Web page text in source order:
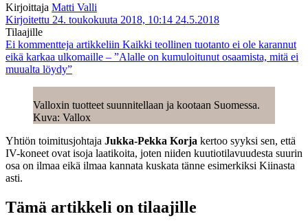
Kirjoittaja Matti Valli
Kirjoitettu 24. toukokuuta 2018, 10:14 24.5.2018
Tilaajille
Ei kommentteja artikkeliin Kaikki teollinen tuotanto ei ole karannut
eikä karkaa ulkomaille – ”Alalle on kumuloitunut osaamista, mitä ei
muualta löydy”
Valloxin tuotteet suunnitellaan ja kootaan Suomessa.
Kuva: Vallox
Yhtiön toimitusjohtaja Jukka-Pekka Korja kertoo syyksi sen, että
IV-koneet ovat isoja laatikoita, joten niiden kuutiotilavuudesta suurin
osa on ilmaa eikä ilmaa kannata kuskata tänne esimerkiksi Kiinasta
asti.
Tämä artikkeli on tilaajille